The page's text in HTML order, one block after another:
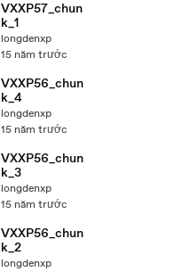
VXXP57_chun
k_1
longdenxp
15 năm trước
VXXP56_chun
k_4
longdenxp
15 năm trước
VXXP56_chun
k_3
longdenxp
15 năm trước
VXXP56_chun
k_2
longdenxp